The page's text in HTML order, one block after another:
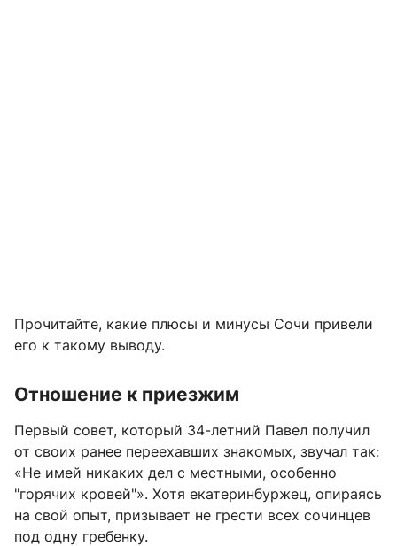
Прочитайте, какие плюсы и минусы Сочи привели
его к такому выводу.
Отношение к приезжим
Первый совет, который 34-летний Павел получил
от своих ранее переехавших знакомых, звучал так:
«Не имей никаких дел с местными, особенно
"горячих кровей"». Хотя екатеринбуржец, опираясь
на свой опыт, призывает не грести всех сочинцев
под одну гребенку.